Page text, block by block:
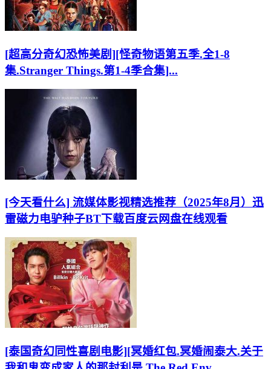
[超高分奇幻恐怖美剧][怪奇物语第五季.全1-8
集.Stranger Things.第1-4季合集]...
[今天看什么] 流媒体影视精选推荐（2025年8月）迅
雷磁力电驴种子BT下载百度云网盘在线观看
[泰国奇幻同性喜剧电影][冥婚红包.冥婚闹泰大.关于